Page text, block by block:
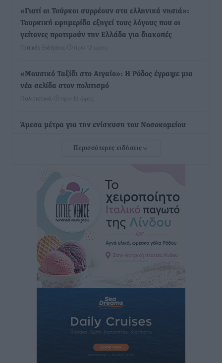
«Γιατί οι Τούρκοι συρρέουν στα ελληνικά νησιά»:
Τουρκική εφημερίδα εξηγεί τους λόγους που οι
γείτονες προτιμούν την Ελλάδα για διακοπές
Τοπικές Ειδήσεις πριν 12 ώρες
«Μουσικό Ταξίδι στο Αιγαίο»: Η Ρόδος έγραψε μια
νέα σελίδα στον πολιτισμό
Πολιτιστικά πριν 13 ώρες
Άμεσα μέτρα για την ενίσχυση του Νοσοκομείου
ανακοίνωσε ο Άδωνις Γεωργιάδης
Iατρικός Σύλλογος Ροδου προς Α. Γεωργιάδη:
Στρατηγικές Προτάσεις για την Ενίσχυση της
Δημόσιας Υγείας στη Νησιωτική Ελλάδα και στα
Νοσοκομεία της Γ΄ Ζώνης
Τοπικές Ειδήσεις πριν 13 ώρες
Πάνθηρες: Ξεκίνησαν αισιόδοξοι για την παρθενική
“πτήση” τους
Αθλητικά• πριν 13 ώρες
Περισσότερες ειδήσεις